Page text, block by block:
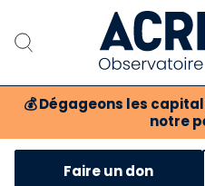
💰 Dégageons les
notre
Notre
Notre
Faire un don